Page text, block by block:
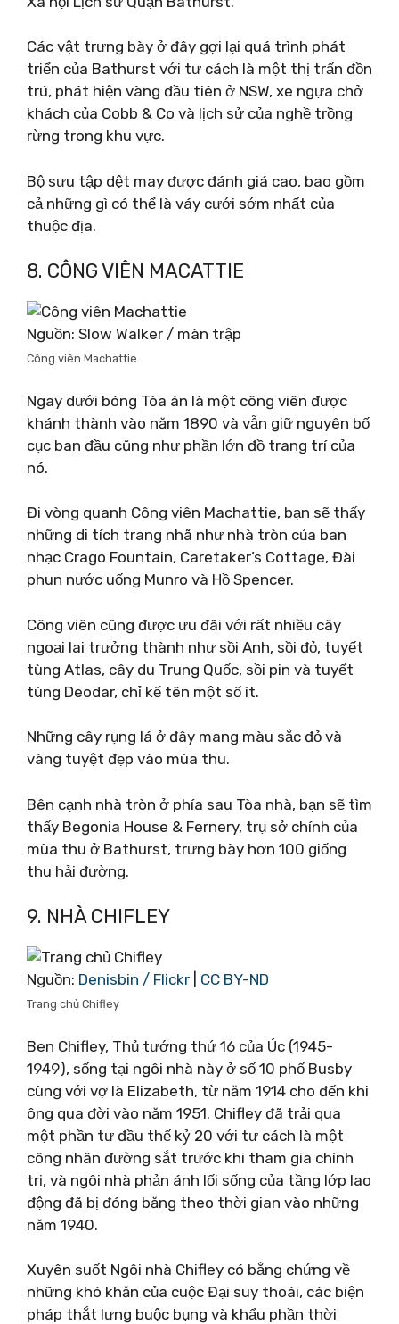
Các vật trưng bày ở đây gợi lại quá trình phát
triển của Bathurst với tư cách là một thị trấn đồn
trú, phát hiện vàng đầu tiên ở NSW, xe ngựa chở
khách của Cobb & Co và lịch sử của nghề trồng
rừng trong khu vực.
Bộ sưu tập dệt may được đánh giá cao, bao gồm
cả những gì có thể là váy cưới sớm nhất của
thuộc địa.
8. CÔNG VIÊN MACATTIE
Nguồn: Slow Walker / màn trập
Công viên Machattie
Ngay dưới bóng Tòa án là một công viên được
khánh thành vào năm 1890 và vẫn giữ nguyên bố
cục ban đầu cũng như phần lớn đồ trang trí của
nó.
Đi vòng quanh Công viên Machattie, bạn sẽ thấy
những di tích trang nhã như nhà tròn của ban
nhạc Crago Fountain, Caretaker’s Cottage, Đài
phun nước uống Munro và Hồ Spencer.
Công viên cũng được ưu đãi với rất nhiều cây
ngoại lai trưởng thành như sồi Anh, sồi đỏ, tuyết
tùng Atlas, cây du Trung Quốc, sồi pin và tuyết
tùng Deodar, chỉ kể tên một số ít.
Những cây rụng lá ở đây mang màu sắc đỏ và
vàng tuyệt đẹp vào mùa thu.
Bên cạnh nhà tròn ở phía sau Tòa nhà, bạn sẽ tìm
thấy Begonia House & Fernery, trụ sở chính của
mùa thu ở Bathurst, trưng bày hơn 100 giống
thu hải đường.
9. NHÀ CHIFLEY
Nguồn: Denisbin / Flickr CC BY-ND
Trang chủ Chifley
Ben Chifley, Thủ tướng thứ 16 của Úc (1945-
1949), sống tại ngôi nhà này ở số 10 phố Busby
cùng với vợ là Elizabeth, từ năm 1914 cho đến khi
ông qua đời vào năm 1951. Chifley đã trải qua
một phần tư đầu thế kỷ 20 với tư cách là một
công nhân đường sắt trước khi tham gia chính
trị, và ngôi nhà phản ánh lối sống của tầng lớp lao
động đã bị đóng băng theo thời gian vào những
năm 1940.
Xuyên suốt Ngôi nhà Chifley có bằng chứng về
những khó khăn của cuộc Đại suy thoái, các biện
pháp thắt lưng buộc bụng và khẩu phần thời